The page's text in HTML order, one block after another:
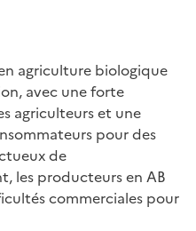
agriculture biologique
avec une forte
agriculteurs et une
pour des
de
les producteurs en AB
commerciales pour